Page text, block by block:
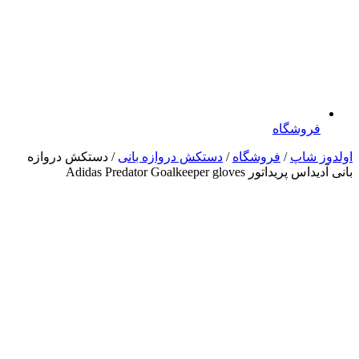
فروشگاه
اولدوز شاپ / فروشگاه / دستکش دروازه بانی / دستکش دروازه
بانی آدیداس پریداتور Adidas Predator Goalkeeper gloves